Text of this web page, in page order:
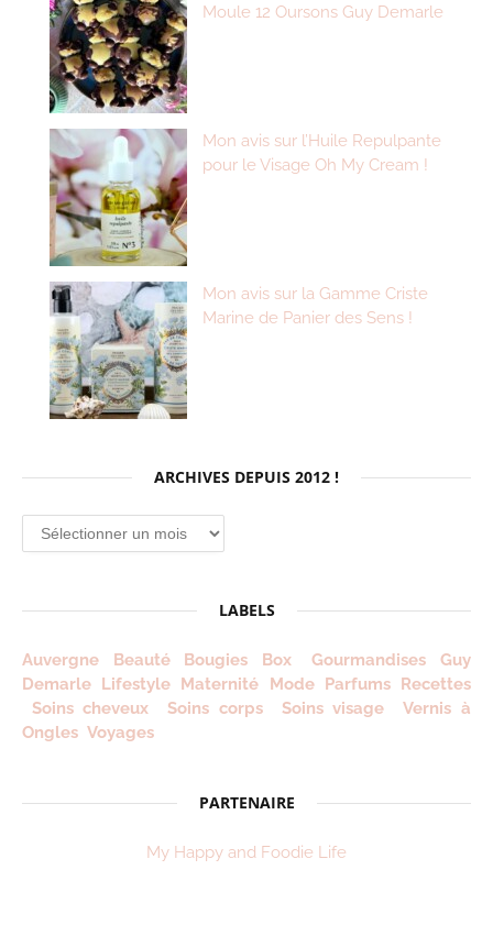
Moule 12 Oursons Guy Demarle
Mon avis sur l’Huile Repulpante
pour le Visage Oh My Cream !
Mon avis sur la Gamme Criste
Marine de Panier des Sens !
ARCHIVES DEPUIS 2012 !
Archives
depuis
LABELS
Auvergne Beauté Bougies Box Gourmandises
Guy
Demarle Lifestyle Maternité Mode Parfums Recettes
Soins cheveux
Soins corps Soins visage
Vernis à
Ongles Voyages
PARTENAIRE
My Happy and Foodie Life